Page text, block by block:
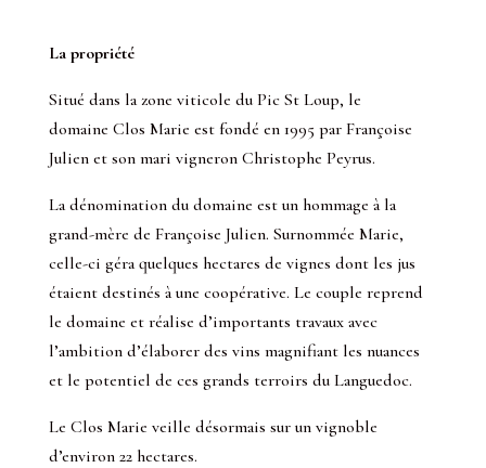
La propriété
Situé dans la zone viticole du Pic St Loup, le
domaine Clos Marie est fondé en 1995 par Françoise
Julien et son mari vigneron Christophe Peyrus.
La dénomination du domaine est un hommage à la
grand-mère de Françoise Julien. Surnommée Marie,
celle-ci géra quelques hectares de vignes dont les jus
étaient destinés à une coopérative. Le couple reprend
le domaine et réalise d’importants travaux avec
l’ambition d’élaborer des vins magnifiant les nuances
et le potentiel de ces grands terroirs du Languedoc.
Le Clos Marie veille désormais sur un vignoble
d’environ 22 hectares.